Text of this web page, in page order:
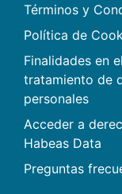
Términos y
Política de
Finalidades en el
tratamiento de
personales
Acceder a
Habeas Data
Preguntas